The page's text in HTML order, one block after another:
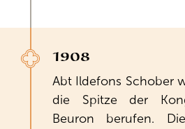
1908
Abt Ildefons Schober
die Spitze der
Beuron berufen.